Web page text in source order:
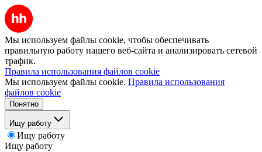
Мы используем файлы cookie, чтобы обеспечивать
правильную работу нашего веб-сайта и анализировать сетевой
трафик.
Правила использования файлов cookie
Мы используем файлы cookie. Правила использования
файлов cookie
Понятно
Ищу работу
Ищу работу
Ищу работу